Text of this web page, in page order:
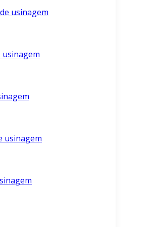
usinagem
usinagem